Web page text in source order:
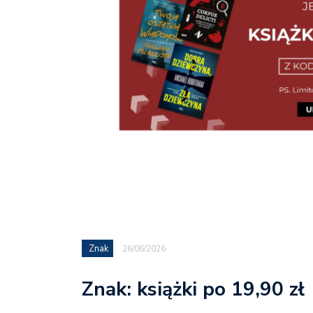
Znak 26/06/2026
Znak: książki po 19,90 zł